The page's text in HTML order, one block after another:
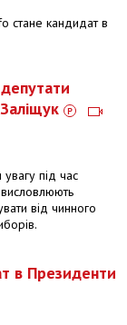
стане кандидат в
під час
від чинного
в Президенти